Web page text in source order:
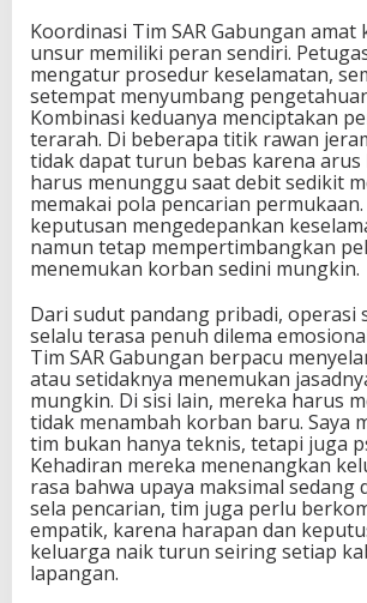
Koordinasi Tim SAR Gabungan amat
unsur memiliki peran sendiri.
mengatur prosedur keselamatan,
setempat menyumbang
Kombinasi keduanya menciptakan
terarah. Di beberapa titik rawan
tidak dapat turun bebas karena arus
harus menunggu saat debit sedikit
memakai pola pencarian permukaan.
keputusan mengedepankan
namun tetap mempertimbangkan
menemukan korban sedini mungkin.
Dari sudut pandang pribadi, operasi
selalu terasa penuh dilema
Tim SAR Gabungan berpacu
atau setidaknya menemukan
mungkin. Di sisi lain, mereka harus
tidak menambah korban baru. Saya
tim bukan hanya teknis, tetapi juga
Kehadiran mereka menenangkan
rasa bahwa upaya maksimal sedang
sela pencarian, tim juga perlu
empatik, karena harapan dan
keluarga naik turun seiring setiap
lapangan.